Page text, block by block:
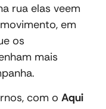
rua elas veem
em
os
mais
com o Aqui